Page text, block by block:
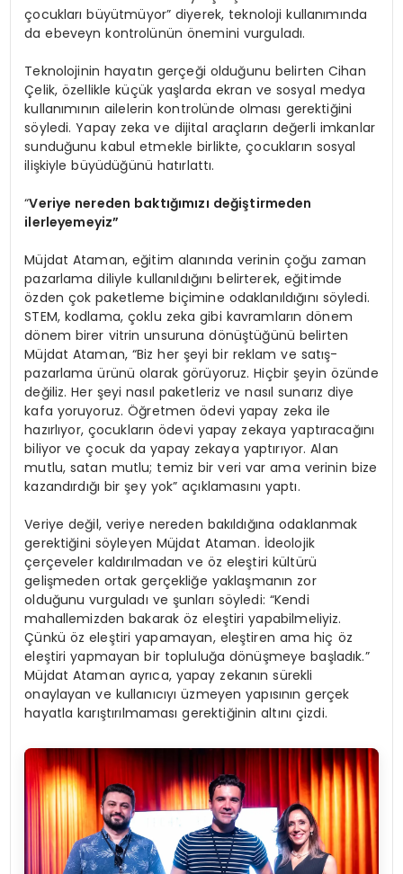
çocukları büyütmüyor” diyerek, teknoloji kullanımında
da ebeveyn kontrolünün önemini vurguladı.
Teknolojinin hayatın gerçeği olduğunu belirten Cihan
Çelik, özellikle küçük yaşlarda ekran ve sosyal medya
kullanımının ailelerin kontrolünde olması gerektiğini
söyledi. Yapay zeka ve dijital araçların değerli imkanlar
sunduğunu kabul etmekle birlikte, çocukların sosyal
ilişkiyle büyüdüğünü hatırlattı.
“Veriye nereden baktığımızı değiştirmeden
ilerleyemeyiz”
Müjdat Ataman, eğitim alanında verinin çoğu zaman
pazarlama diliyle kullanıldığını belirterek, eğitimde
özden çok paketleme biçimine odaklanıldığını söyledi.
STEM, kodlama, çoklu zeka gibi kavramların dönem
dönem birer vitrin unsuruna dönüştüğünü belirten
Müjdat Ataman, “Biz her şeyi bir reklam ve satış-
pazarlama ürünü olarak görüyoruz. Hiçbir şeyin özünde
değiliz. Her şeyi nasıl paketleriz ve nasıl sunarız diye
kafa yoruyoruz. Öğretmen ödevi yapay zeka ile
hazırlıyor, çocukların ödevi yapay zekaya yaptıracağını
biliyor ve çocuk da yapay zekaya yaptırıyor. Alan
mutlu, satan mutlu; temiz bir veri var ama verinin bize
kazandırdığı bir şey yok” açıklamasını yaptı.
Veriye değil, veriye nereden bakıldığına odaklanmak
gerektiğini söyleyen Müjdat Ataman. İdeolojik
çerçeveler kaldırılmadan ve öz eleştiri kültürü
gelişmeden ortak gerçekliğe yaklaşmanın zor
olduğunu vurguladı ve şunları söyledi: “Kendi
mahallemizden bakarak öz eleştiri yapabilmeliyiz.
Çünkü öz eleştiri yapamayan, eleştiren ama hiç öz
eleştiri yapmayan bir topluluğa dönüşmeye başladık.”
Müjdat Ataman ayrıca, yapay zekanın sürekli
onaylayan ve kullanıcıyı üzmeyen yapısının gerçek
hayatla karıştırılmaması gerektiğinin altını çizdi.